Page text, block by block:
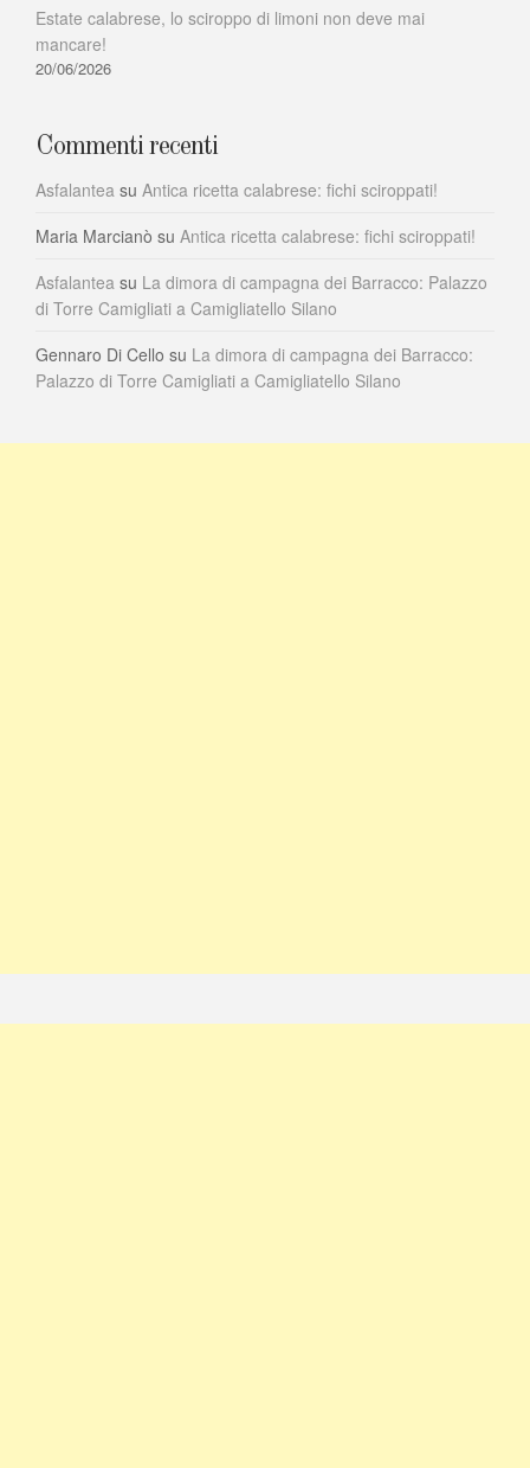
Estate calabrese, lo sciroppo di limoni non deve mai
mancare!
20/06/2026
Commenti recenti
Asfalantea su Antica ricetta calabrese: fichi sciroppati!
Maria Marcianò su Antica ricetta calabrese: fichi sciroppati!
Asfalantea su La dimora di campagna dei Barracco: Palazzo
di Torre Camigliati a Camigliatello Silano
Gennaro Di Cello su La dimora di campagna dei Barracco:
Palazzo di Torre Camigliati a Camigliatello Silano